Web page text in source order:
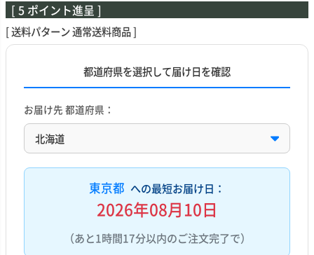
[ 5 ポイント進呈 ]
送料パターン通常送料商品
都道府県を選択して届け日を確認
お届け先 都道府県：
東京都 への最短お届け日：
2026年08月10日
（あと1時間17分以内のご注文完了で）